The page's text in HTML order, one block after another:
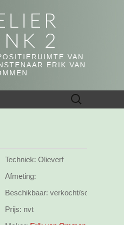
2
VAN
ERIK VAN
Zoeken
naar:
Techniek: Olieverf
Afmeting:
Beschikbaar: verkocht/sold
Prijs: nvt